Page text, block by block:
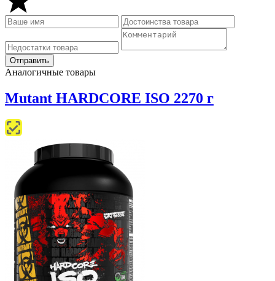
Аналогичные товары
Mutant HARDCORE ISO 2270 г